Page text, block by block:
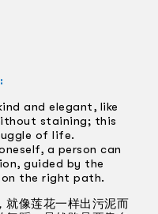
and elegant, like
staining; this
of life.
a person can
guided by the
the right path.
就像莲花一样出污泥而